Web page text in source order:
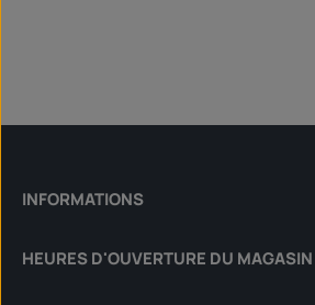
INFORMATIONS
HEURES D'OUVERTURE DU